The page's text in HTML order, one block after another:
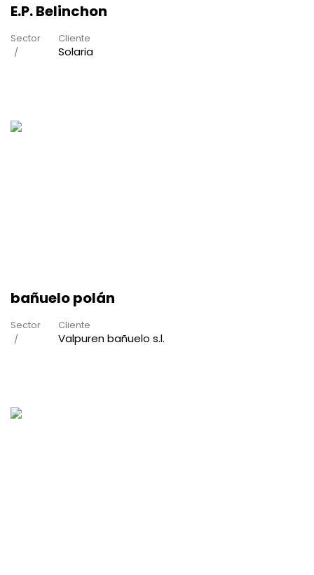
E.P. Belinchon
Sector Cliente
Solaria
bañuelo polán
Sector Cliente
Valpuren bañuelo s.l.